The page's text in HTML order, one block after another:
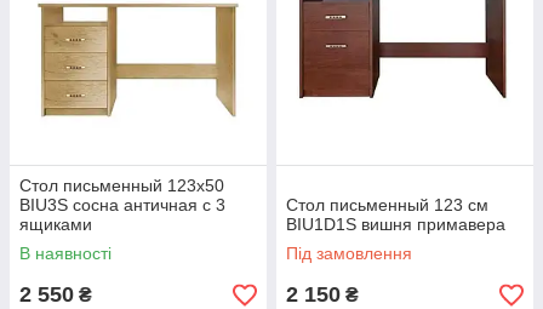
Стол письменный 123х50
BIU3S сосна античная с 3
ящиками
В наявності
2 550 ₴
Стол письменный 123 см
BIU1D1S вишня примавера
Під замовлення
2 150 ₴